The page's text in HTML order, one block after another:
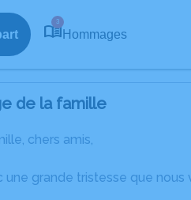
3
Hommages
de la famille
chers amis,
une grande tristesse que